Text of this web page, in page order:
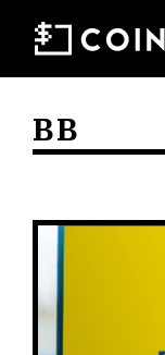
BB